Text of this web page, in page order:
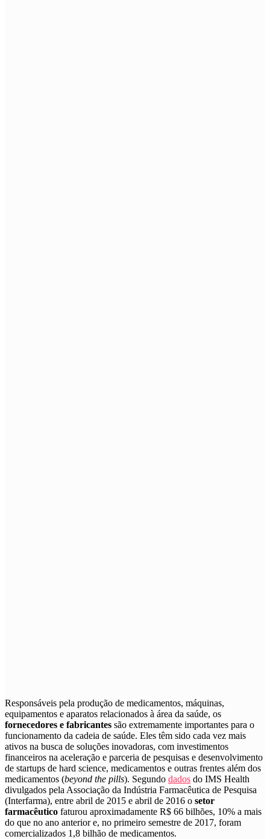
Responsáveis pela produção de medicamentos, máquinas,
equipamentos e aparatos relacionados à área da saúde, os
fornecedores e fabricantes são extremamente importantes para o
funcionamento da cadeia de saúde. Eles têm sido cada vez mais
ativos na busca de soluções inovadoras, com investimentos
financeiros na aceleração e parceria de pesquisas e desenvolvimento
de startups de hard science, medicamentos e outras frentes além dos
medicamentos (beyond the pills). Segundo dados do IMS Health
divulgados pela Associação da Indústria Farmacêutica de Pesquisa
(Interfarma), entre abril de 2015 e abril de 2016 o setor
farmacêutico faturou aproximadamente R$ 66 bilhões, 10% a mais
do que no ano anterior e, no primeiro semestre de 2017, foram
comercializados 1,8 bilhão de medicamentos.